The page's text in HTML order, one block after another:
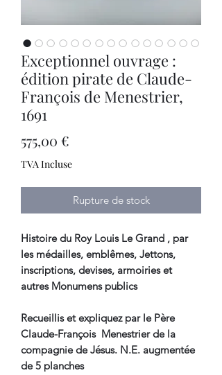
Exceptionnel ouvrage :
édition pirate de Claude-
François de Menestrier,
1691
575,00 €
TVA Incluse
Rupture de stock
Histoire du Roy Louis Le Grand , par
les médailles, emblêmes, Jettons,
inscriptions, devises, armoiries et
autres Monumens publics
Recueillis et expliquez par le Père
Claude-François Menestrier de la
compagnie de Jésus. N.E. augmentée
de 5 planches